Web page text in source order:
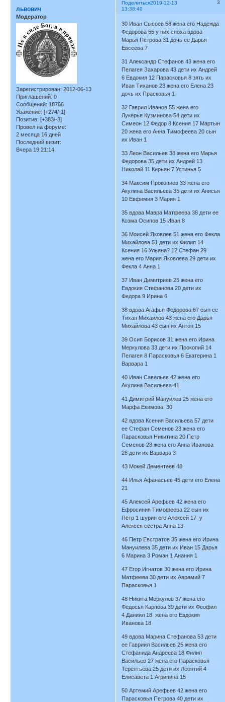
Поделиться 3
2019-12-13
13:38:40
львович
Модератор
Зарегистрирован: 2012-06-13
Приглашений: 0
Сообщений: 18766
Уважение: [+274/-1]
Позитив: [+383/-3]
Провел на форуме:
2 месяца 16 дней
Последний визит:
Вчера 19:21:14
30 Иван Сысоев 58 жена его Надежда
Федорова 55 у них сноха вдова
Марья Петрова 31 дочь ее Дарья
Евсеева 7
31 Александр Стефанов 43 жена его
Пелагея Захарова 43 дети их Андрей
6 Евдокия 12 Парасковья 8 зять их
Иван Тиханов 23 жена его Елена 23
дочь их Прасковья 1
32 Гаврил Иванов 55 жена его
Лукерья Кузминова 54 дети их
Симеон 12 Федор 8 Ксения 17 Мартын
20 жена его Анна Тимофеева 20 сын
их Иван 1
33 Леон Васильев 38 жена его Марья
Федорова 35 дети их Андрей 13
Николай 11 Кирьян 7 Устинья 5
34 Максим Прокопиев 33 жена его
Акулина Васильева 35 дети их Анисья
10 Евфимия 3 Мария 1
35 вдова Мавра Матфеева 38 дети ее
Козма Осипов 15 Иван 8
36 Моисей Яковлев 51 жена его Фекла
Михайлова 51 дети их Филип 14
Ксения 16 Ульяна? 12 Стефан 29
жена его Мария Яковлева 29 дети их
Фекла 4 Анна 1
37 Иван Димитриев 25 жена его
Евдокия Стефанова 20 дети их
Федора 9 Ирина 6
38 вдова Агафья Федорова 67 сын ее
Тихан Михаилов 43 жена его Дарья
Михайлова 43 сын их Антон 15
39 Осип Борисов 31 жена его Ирина
Меркулова 33 дети их Прокопий 14
Пелагея 8 Парасковья 6 Екатерина 1
Варвара 1
40 Иван Савельев 42 жена его
Акулина Васильева 41
41 Димитрий Мануилев 25 жена его
Марфа Екимова 30
42 вдова Ксения Васильева 57 дети
ее Стефан Семенов 23 жена его
Парасковья Никитина 20 Петр
Семенов 28 жена его Анна Иванова
28 дети их Варвара 3
43 Мокей Дементеев 48
44 Илья Афанасьев 45 дети его Елена
21
45 Алексей Арефьев 42 жена его
Ефросиния Тимофеева 22 сын их
Петр 1 шурин его Алексей 17 у
Алексея сестра Анна 13
46 Петр Евстратов 35 жена его Ирина
Мануилева 35 дети их Иван 15 Дарья
6 Марина 3 Роман 1 Анания 1
47 Егор Игнатов 30 жена его Ирина
Матфеева 30 дети их Аврамий 7
Парасковья 1
48 Никита Меркулов 37 жена его
Федосья Карпова 39 дети их Феофил
4 Даниил 18 жена его Евдокия
Иванова 18
49 вдова Марина Стефанова 53 дети
ее Гавриил Васильев 25 жена его
Стефанида Андреева 18 Филип
Васильев 27 жена его Парасковья
Терентьева 25 дети их Леонтий 4
Елисавета 1 Агрипина 15
50 Артемий Арефьев 42 жена его
Парасковья Петрова 40 дети их